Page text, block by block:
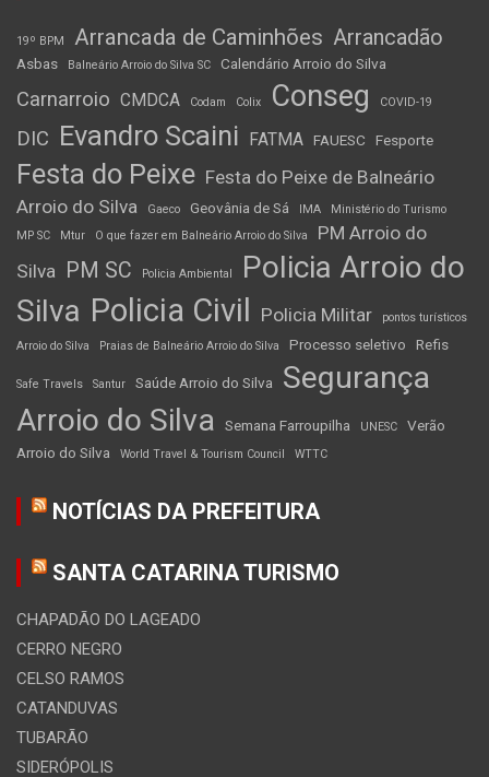
19º BPM Arrancada de Caminhões Arrancadão
Asbas Balneário Arroio do Silva SC Calendário Arroio do Silva
Carnarroio CMDCA Codam Colix Conseg COVID-19
DIC Evandro Scaini FATMA FAUESC Fesporte
Festa do Peixe Festa do Peixe de Balneário
Arroio do Silva
Gaeco Geovânia de Sá IMA
Ministério do Turismo
MP SC
Mtur O que fazer em Balneário Arroio do Silva
PM Arroio do
Silva PM SC Policia Ambiental
Policia Arroio do
Silva Policia Civil Policia Militar
pontos turísticos
Arroio do Silva
Praias de Balneário Arroio do Silva Processo seletivo Refis
Safe Travels Santur Saúde Arroio do Silva
Segurança
Arroio do Silva
Semana Farroupilha UNESC
Verão
Arroio do Silva
World Travel & Tourism Council WTTC
NOTÍCIAS DA PREFEITURA
SANTA CATARINA TURISMO
CHAPADÃO DO LAGEADO
CERRO NEGRO
CELSO RAMOS
CATANDUVAS
TUBARÃO
SIDERÓPOLIS